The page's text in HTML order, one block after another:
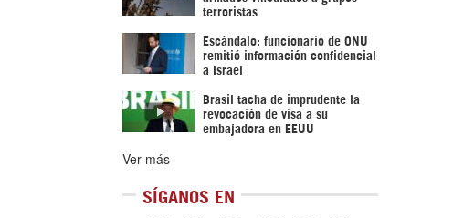
terroristas
Escándalo: funcionario de ONU
remitió información confidencial
a Israel
Brasil tacha de imprudente la
revocación de visa a su
embajadora en EEUU
Ver más
SÍGANOS EN